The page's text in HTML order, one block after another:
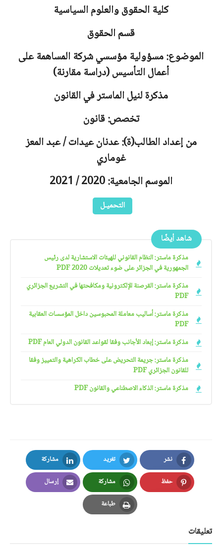
كلية الحقوق والعلوم السياسية
قسم الحقوق
الموضوع: مسؤولية مؤسسي شركة المساهمة على
أعمال التأسيس (دراسة مقارنة)
مذكرة لنيل الماستر في القانون
تخصص: قانون
من إعداد الطالب(ة): عدنان عيدات / عبد المعز
غوماري
الموسم الجامعية: 2020 / 2021
التحميـل
شاهد أيضًا
مذكرة ماستر: النظام القانوني للهيئات الاستشارية لدى رئيس
الجمهورية في الجزائر على ضوء تعديلات 2020 PDF
مذكرة ماستر: القرصنة الإلكترونية ومكافحتها في التشريع الجزائري
PDF
مذكرة ماستر: أساليب معاملة المحبوسين داخل المؤسسات العقابية
PDF
مذكرة ماستر: إبعاد الأجانب وفقا لقواعد القانون الدولي العام PDF
مذكرة ماستر: جريمة التحريض على خطاب الكراهية والتمييز وفقا
للقانون الجزائري PDF
مذكرة ماستر: الذكاء الاصطناعي والقانون PDF
نشر
Facebook
تغريد
Twitter
مشاركة
LinkedIn
حفظ
Pinterest
مشاركة
Whatsapp
إرسال
Email
طباعة
Print
تعليقات